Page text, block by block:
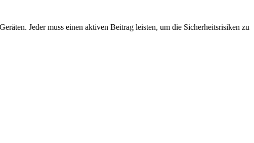
Jeder muss einen aktiven Beitrag leisten, um die Sicherheitsrisiken zu